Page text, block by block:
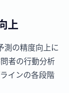
上
測の精度向上に
者の行動分析
インの各段階